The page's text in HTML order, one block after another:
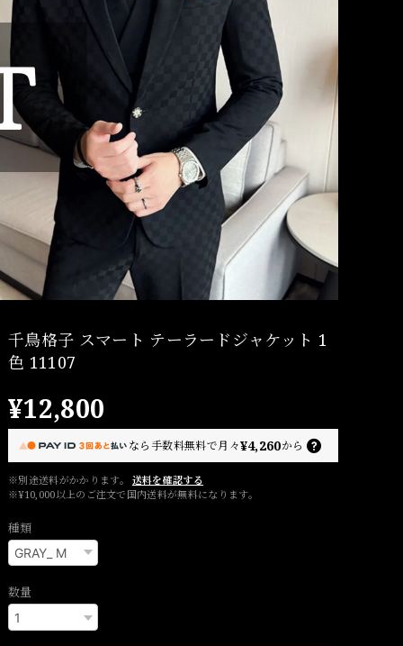
千鳥格子 スマート テーラードジャケット 1
色 11107
¥12,800
なら手数料無料で月々¥4,260から
※別途送料がかかります。
送料を確認する
※¥10,000以上のご注文で国内送料が無料になります。
種類
数量